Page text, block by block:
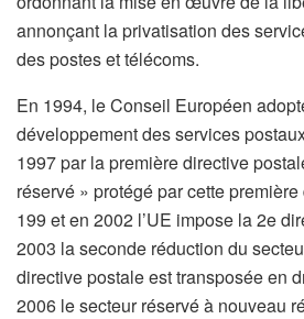
annonçant la privatisation des
des postes et télécoms.
En 1994, le Conseil Européen
développement des services
1997 par la première directive
réservé » protégé par cette
199 et en 2002 l’UE impose la 2e
2003 la seconde réduction du
directive postale est transposée en
2006 le secteur réservé à nouveau